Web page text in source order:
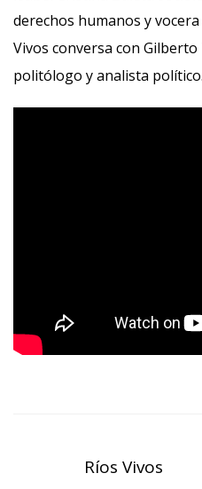
derechos humanos y
Vivos conversa con
politólogo y analista político.
Ríos Vivos